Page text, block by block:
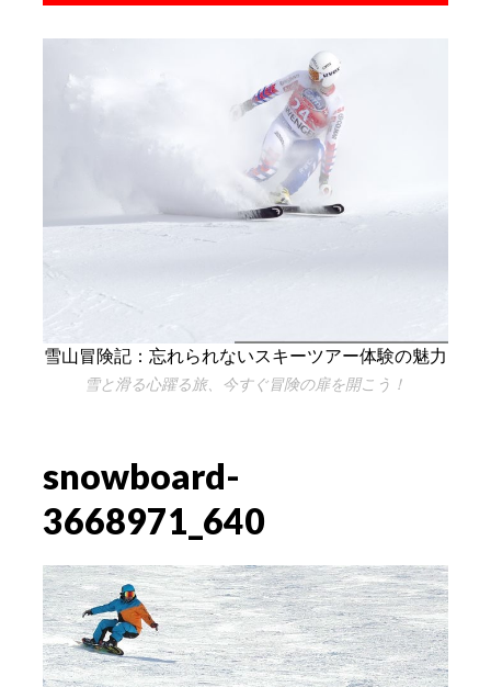
雪山冒険記：忘れられないスキーツアー体験の魅力
雪と滑る心躍る旅、今すぐ冒険の扉を開こう！
snowboard-
3668971_640